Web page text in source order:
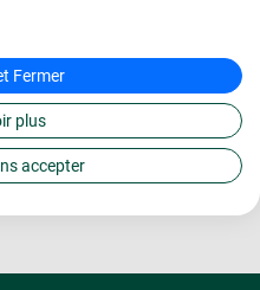
»Comptabilité et
(CG)
Fermer
plus
accepter